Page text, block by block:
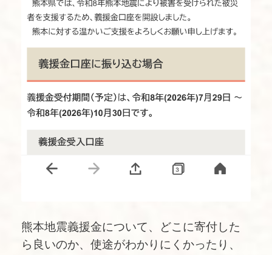
熊本地震義援金について、どこに寄付した
ら良いのか、使途がわかりにくかったり、